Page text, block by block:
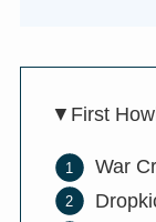
▼First
War